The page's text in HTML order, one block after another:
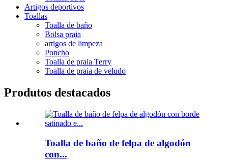
Artigos deportivos
Toallas
Toalla de baño
Bolsa praia
artigos de limpeza
Poncho
Toalla de praia Terry
Toalla de praia de veludo
Produtos destacados
Toalla de baño de felpa de algodón
con...